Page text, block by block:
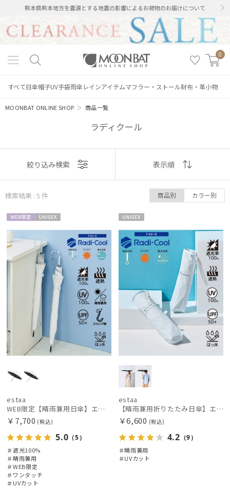
熊本県熊本地方を震源とする地震の影響によるお荷物のお届けについて
0
すべて日傘帽子UV手袋雨傘 レインアイテムマフラー・ストール財布・革小物
MOONBAT ONLINE SHOP ＞商品一覧
ラディクール
絞り込み
レディース メンズ キッズ
カテゴリー
ブランド
傘機能
その他
カラー
価格・割引率
表示
おすすめ
価格の高い
順
価格の低い
人気順
売上点数順
お気に入り
絞り込み検索 表示順
検索結果 : 5 件 商品別 カラー別
定
estaa
WEB限定【晴雨兼用日傘】エスタ(estaa)REIKYAKUパラソル 55㎝ ラディクール 遮光100 UV100 ボタンジャンプ
￥7,700 (税込)
5.0 （5）
＃遮光100%
＃晴雨兼用
＃WEB限定
＃ワンタッチ
＃UVカット
X
estaa
【晴雨兼用折りたたみ日傘】エスタ(estaa)REIKYAKUパラソル 50㎝ 世界初の放射冷却素材ラディクール 遮光100 UV100
￥6,600 (税込)
4.2 （9）
＃晴雨兼用
＃UVカット